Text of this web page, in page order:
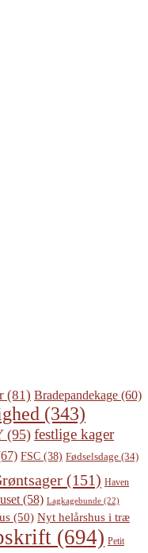
(81) Bradepandekage (60)
(343)
(95) festlige kager
FSC (38) Fødselsdage (34)
(151) Haven
(58) Lagkagebunde (22)
(50) Nyt helårshus i træ
(694) Petit